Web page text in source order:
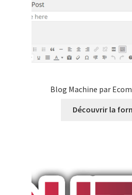
Blog Machine par
Découvrir la